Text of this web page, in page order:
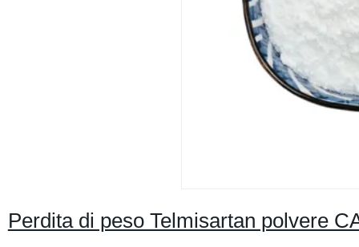
Perdita di peso Telmisartan polvere